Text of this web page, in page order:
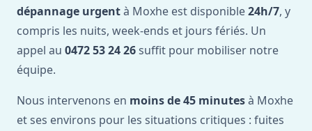
dépannage urgentà Moxhe est disponible24h/7, y
compris les nuits, week-ends et jours fériés. Un
appel au 0472 53 24 26 suffit pour mobiliser notre
équipe.
Nous intervenons en moins de 45 minutesà Moxhe
et ses environs pour les situations critiques : fuites